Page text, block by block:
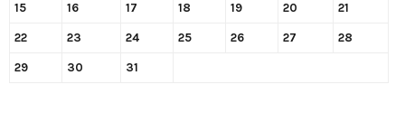
15 16 17 18 19 20 21
22 23 24 25 26 27 28
29 30 31